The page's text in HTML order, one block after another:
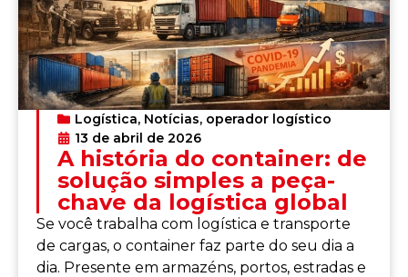
Logística, Notícias, operador logístico
13 de abril de 2026
A história do container: de
solução simples a peça-
chave da logística global
Se você trabalha com logística e transporte
de cargas, o container faz parte do seu dia a
dia. Presente em armazéns, portos, estradas e